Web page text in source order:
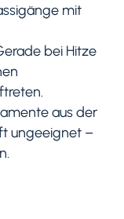
mit
bei Hitze
aus der
ungeeignet –